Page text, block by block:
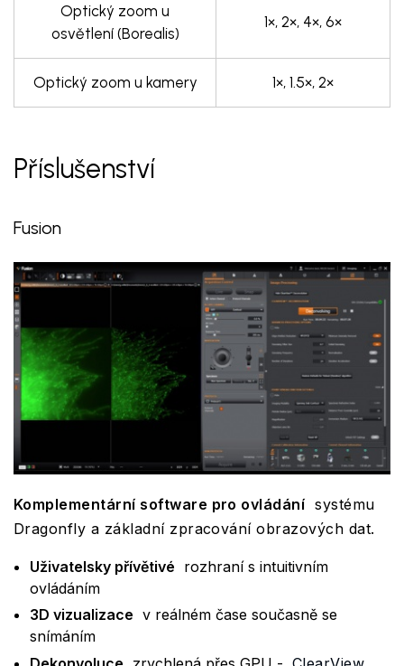
Optický zoom u
osvětlení (Borealis)
1×, 2×, 4×, 6×
Optický zoom u kamery 1×, 1.5×, 2×
Příslušenství
Fusion
Komplementární software pro ovládání systému
Dragonfly a základní zpracování obrazových dat.
Uživatelsky přívětivé rozhraní s intuitivním
ovládáním
3D vizualizace v reálném čase současně se
snímáním